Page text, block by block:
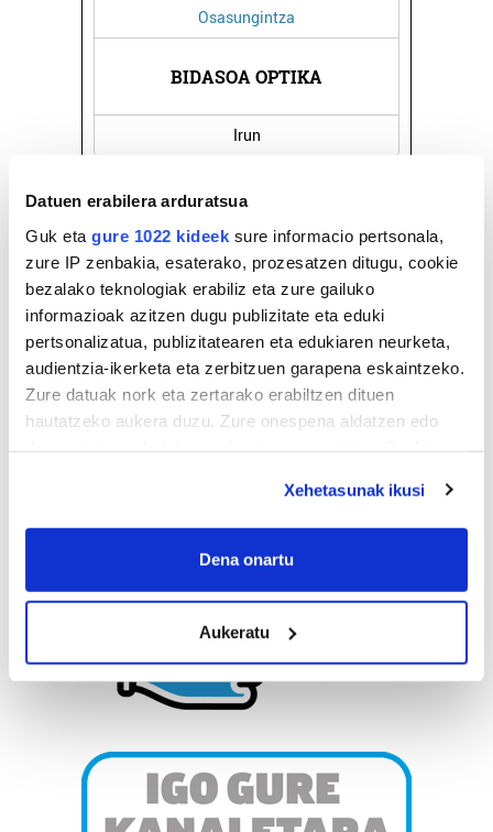
Datuen erabilera arduratsua
Guk eta gure 1022 kideek sure informacio pertsonala,
zure IP zenbakia, esaterako, prozesatzen ditugu, cookie
bezalako teknologiak erabiliz eta zure gailuko
informazioak azitzen dugu publizitate eta eduki
pertsonalizatua, publizitatearen eta edukiaren neurketa,
audientzia-ikerketa eta zerbitzuen garapena eskaintzeko.
Zure datuak nork eta zertarako erabiltzen dituen
hautatzeko aukera duzu. Zure onespena aldatzen edo
If you allow, we would also like to:
Collect information about your geographical
meters
Identify your device by actively scanning it for
specific characteristics (fingerprinting)
Find out more about how your personal data is processed
Guk eta gure bazkideek zure datu pertsonalak
prozesatzen ditugu, zure IP zenbakia, besteak beste,
teknologia erabiliz, cookieak adibidez, iragarki eta eduki
Xehetasunak ikusi
Dena onartu
Aukeratu
BIDASOA OPTIKA